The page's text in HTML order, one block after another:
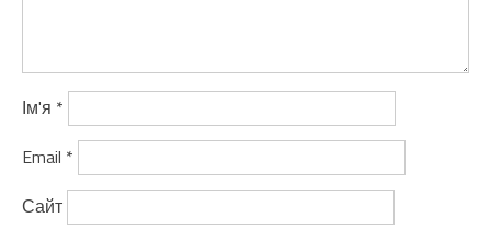
Ім'я *
Email *
Сайт